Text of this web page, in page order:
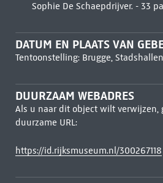
Sophie De Schaepdrijver. - 33
DATUM EN PLAATS VAN
Tentoonstelling: Brugge,
DUURZAAM WEBADRES
Als u naar dit object wilt verwijzen,
duurzame URL:
https://id.rijksmuseum.nl/300267118